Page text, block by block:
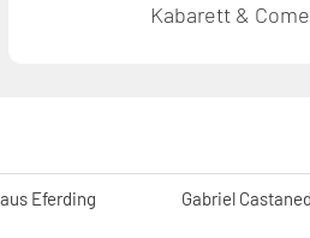
Kabarett &
Eferding
Gabriel